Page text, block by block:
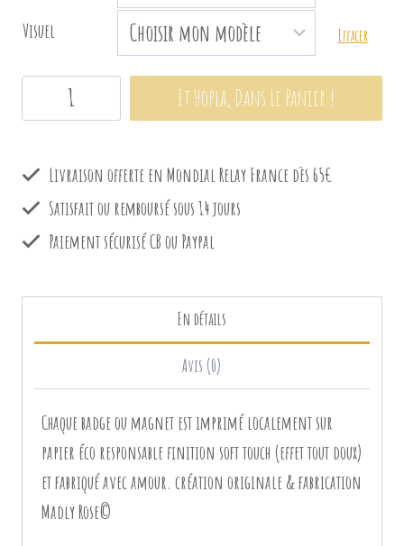
Visuel Effacer
quantité
de
y
Senora
(rose)
Et Hopla, Dans Le Panier !
Livraison offerte en Mondial Relay France dès 65€
Satisfait ou remboursé sous 14 jours
Paiement sécurisé CB ou Paypal
En détails
Avis (0)
Chaque badge ou magnet est imprimé localement sur
papier éco responsable finition soft touch (effet tout doux)
et fabriqué avec amour. création originale & fabrication
Madly Rose©